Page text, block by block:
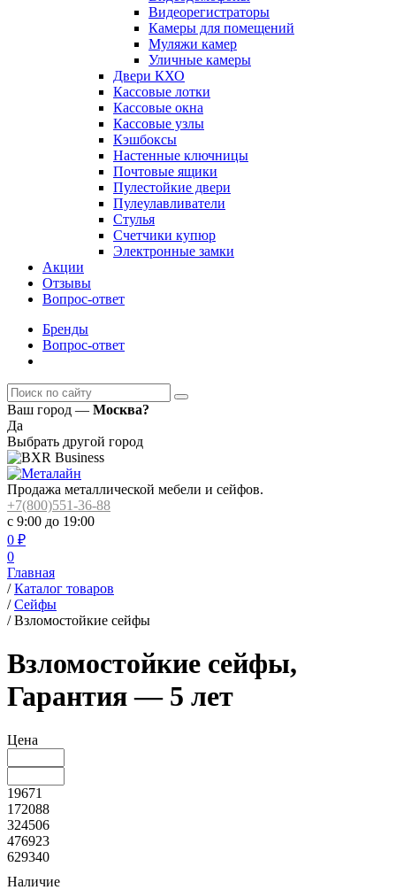
Видеорегистраторы
Камеры для помещений
Муляжи камер
Уличные камеры
Двери КХО
Кассовые лотки
Кассовые окна
Кассовые узлы
Кэшбоксы
Настенные ключницы
Почтовые ящики
Пулестойкие двери
Пулеулавливатели
Стулья
Счетчики купюр
Электронные замки
Акции
Отзывы
Вопрос-ответ
Бренды
Вопрос-ответ
Ваш город — Москва?
Да
Выбрать другой город
Продажа металлической мебели и сейфов.
+7(800)551-36-88
с 9:00 до 19:00
0 ₽
0
Главная
/ Каталог товаров
/ Сейфы
/ Взломостойкие сейфы
Взломостойкие сейфы,
Гарантия — 5 лет
Цена
19671
172088
324506
476923
629340
Наличие